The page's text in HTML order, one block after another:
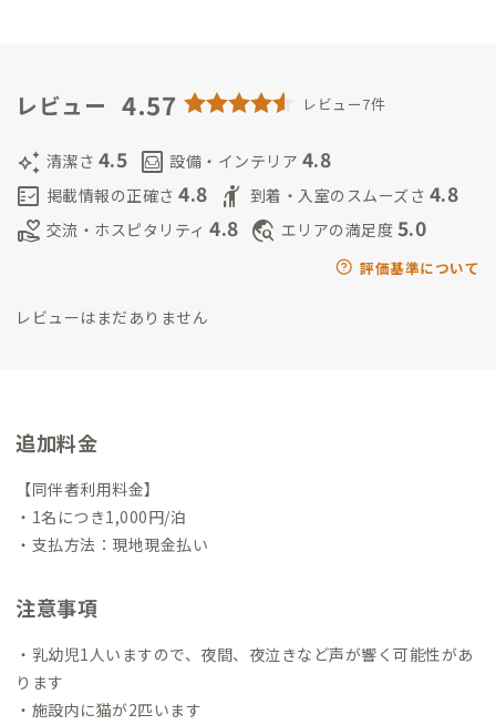
ルーズで立ち寄り参道の魅力に取り憑かれ、2020年に愛媛県今
たわらキューバサンドのキッチンカーオーナーとして愛媛県内
を中心に営業していた。
2022年3月にコリビング施設「Co-Livi
ng & Cafe SANDO」を開業し、地域に根ざした宿泊・飲食店運
営を目指し活動中。 今後は神社参道のまちづくりプロジェクト
を立ち上げ参道商店街で人が呼べる魅力的な場所にしていきた
レビュー 4.57 レビュー7件
auto_awesome 清潔さ 4.5 living 設備・インテリア 4.8
fact_check 掲載情報の正確さ 4.8 hail 到着・入室のスムーズさ 4.8
volunteer_activism 交流・ホスピタリティ 4.8 travel_explore エリアの満足度 5.0
評価基準について
レビューはまだありません
追加料金
【同伴者利用料金】
・1名につき1,000円/泊
・支払方法：現地現金払い
注意事項
・乳幼児1人いますので、夜間、夜泣きなど声が響く可能性があ
ります
・施設内に猫が2匹います